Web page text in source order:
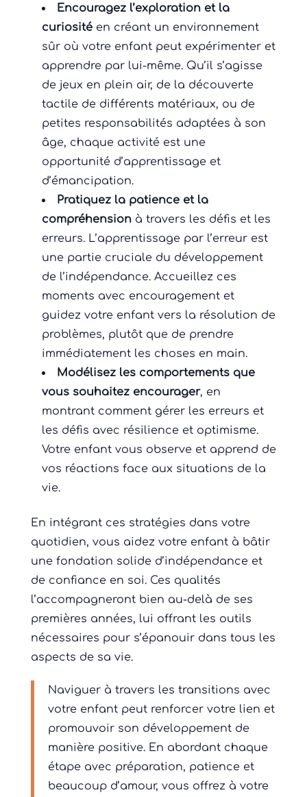
Encouragez l’exploration et la
curiositéen créant un environnement
sûr où votre enfant peut expérimenter et
apprendre par lui-même. Qu’il s’agisse
de jeux en plein air, de la découverte
tactile de différents matériaux, ou de
petites responsabilités adaptées à son
âge, chaque activité est une
opportunité d’apprentissage et
d’émancipation.
Pratiquez la patience et la
compréhensionà travers les défis et les
erreurs. L’apprentissage par l’erreur est
une partie cruciale du développement
de l’indépendance. Accueillez ces
moments avec encouragement et
guidez votre enfant vers la résolution de
problèmes, plutôt que de prendre
immédiatement les choses en main.
Modélisez les comportements que
vous souhaitez encourager, en
montrant comment gérer les erreurs et
les défis avec résilience et optimisme.
Votre enfant vous observe et apprend de
vos réactions face aux situations de la
vie.
En intégrant ces stratégies dans votre
quotidien, vous aidez votre enfant à bâtir
une fondation solide d’indépendance et
de confiance en soi. Ces qualités
l’accompagneront bien au-delà de ses
premières années, lui offrant les outils
nécessaires pour s’épanouir dans tous les
aspects de sa vie.
Naviguer à travers les transitions avec
votre enfant peut renforcer votre lien et
promouvoir son développement de
manière positive. En abordant chaque
étape avec préparation, patience et
beaucoup d’amour, vous offrez à votre